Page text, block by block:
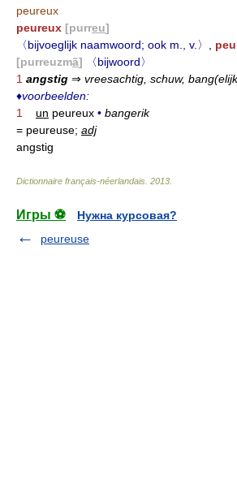
peureux
peureux [purreu]
〈bijvoeglijk naamwoord; ook m., v.〉
[purreuzmã]
〈bijwoord〉
1 angstig ⇒ vreesachtig, schuw,
♦voorbeelden:
1
un peureux • bangerik
= peureuse; adj
angstig
Dictionnaire français-néerlandais 2013
Игры ⚽
Нужна курсовая?
peureuse